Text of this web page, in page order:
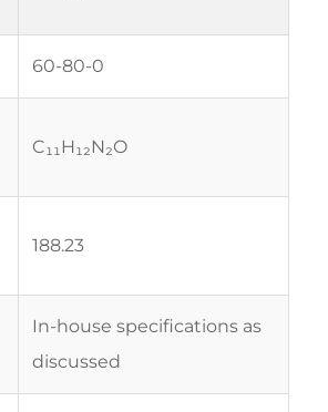
60-80-0
C₁₁H₁₂N₂O
188.23
In-house specifications as
discussed